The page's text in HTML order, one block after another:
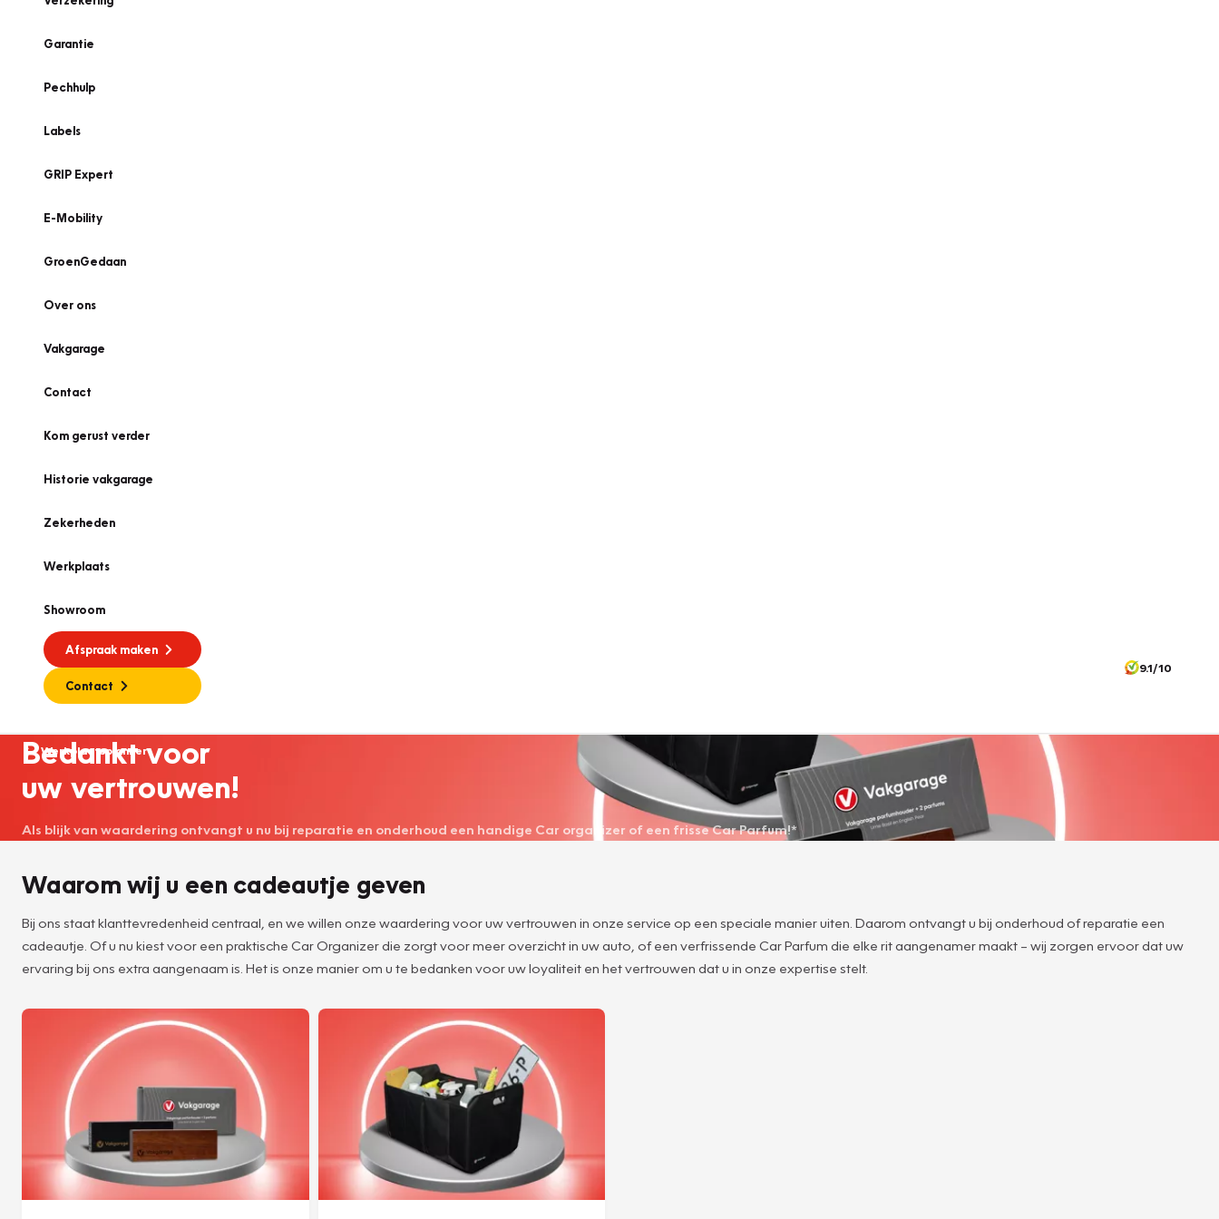
Garantie
Pechhulp
Labels
GRIP Expert
E-Mobility
GroenGedaan
Over ons
Vakgarage
Contact
Kom gerust verder
Historie vakgarage
Zekerheden
Werkplaats
Showroom
Afspraak maken
Contact
9.1/10
Werkplaatsplanner
Bedankt voor
uw vertrouwen!
Als blijk van waardering ontvangt u nu bij reparatie en onderhoud een handige Car organizer of een frisse Car Parfum!*
Waarom wij u een cadeautje geven
Bij ons staat klanttevredenheid centraal, en we willen onze waardering voor uw vertrouwen in onze service op een speciale manier uiten. Daarom ontvangt u bij onderhoud of reparatie een
cadeautje. Of u nu kiest voor een praktische Car Organizer die zorgt voor meer overzicht in uw auto, of een verfrissende Car Parfum die elke rit aangenamer maakt – wij zorgen ervoor dat uw
ervaring bij ons extra aangenaam is. Het is onze manier om u te bedanken voor uw loyaliteit en het vertrouwen dat u in onze expertise stelt.